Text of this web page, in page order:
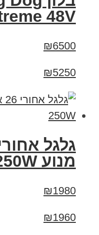
48V
₪6500
₪5250
מנוע 8FUN 36V 250W
₪1980
₪1960